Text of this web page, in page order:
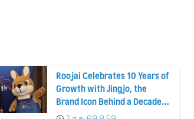
Roojai Celebrates 10 Years of
Growth with Jingjo, the
Brand Icon Behind a Decade
of Insurance Innovation